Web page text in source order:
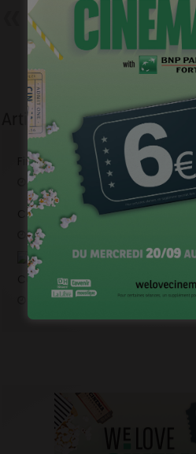
Précédent
Vous voulez tourner avec le
réalisateur de Dikkenek?
Articles liés
Fin de tournage pour « Un
novembre 6, 2022
Ca tourne pour « La Vierge à
octobre 13, 2022
Ca tourne pour « L’Autre
septembre 15, 2022